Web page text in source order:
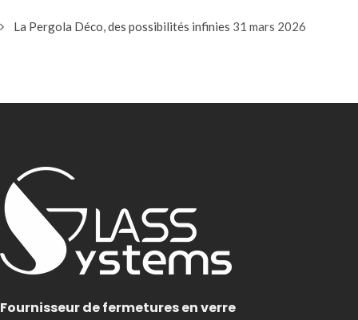
La Pergola Déco, des possibilités infinies 31 mars 2026
Fournisseur de fermetures en verre